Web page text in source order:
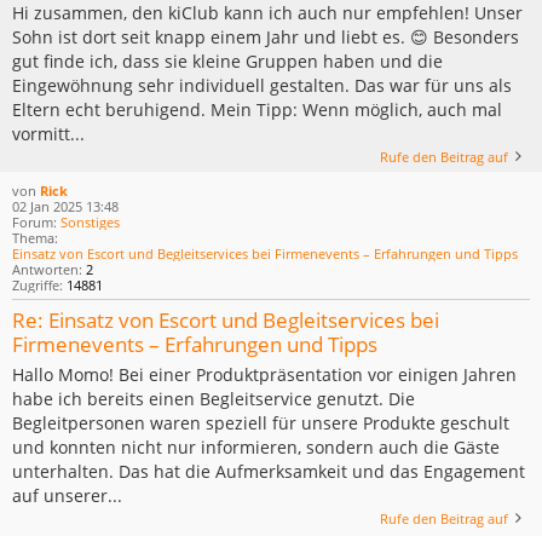
Hi zusammen, den kiClub kann ich auch nur empfehlen! Unser
Sohn ist dort seit knapp einem Jahr und liebt es. 😊 Besonders
gut finde ich, dass sie kleine Gruppen haben und die
Eingewöhnung sehr individuell gestalten. Das war für uns als
Eltern echt beruhigend. Mein Tipp: Wenn möglich, auch mal
vormitt...
Rufe den Beitrag auf
von Rick
02 Jan 2025 13:48
Forum: Sonstiges
Thema:
Einsatz von Escort und Begleitservices bei Firmenevents – Erfahrungen und Tipps
Antworten: 2
Zugriffe: 14881
Re: Einsatz von Escort und Begleitservices bei
Firmenevents – Erfahrungen und Tipps
Hallo Momo! Bei einer Produktpräsentation vor einigen Jahren
habe ich bereits einen Begleitservice genutzt. Die
Begleitpersonen waren speziell für unsere Produkte geschult
und konnten nicht nur informieren, sondern auch die Gäste
unterhalten. Das hat die Aufmerksamkeit und das Engagement
auf unserer...
Rufe den Beitrag auf